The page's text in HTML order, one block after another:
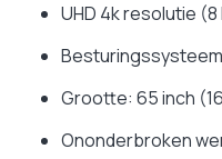
UHD 4k resolutie (8
Grootte: 65 inch
Ononderbroken